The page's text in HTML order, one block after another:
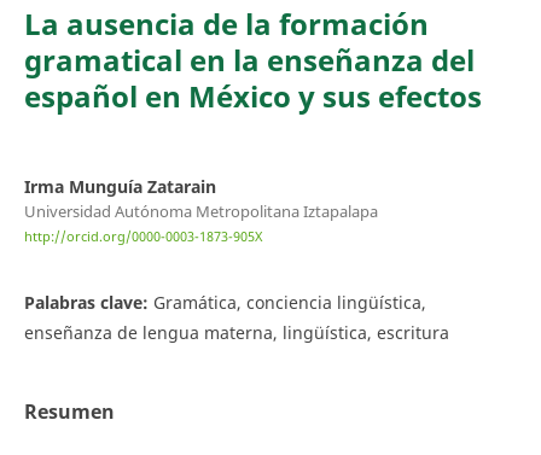
La ausencia de la formación
gramatical en la enseñanza del
español en México y sus efectos
Irma Munguía Zatarain
Universidad Autónoma Metropolitana Iztapalapa
http://orcid.org/0000-0003-1873-905X
Palabras clave: Gramática, conciencia lingüística,
enseñanza de lengua materna, lingüística, escritura
Resumen